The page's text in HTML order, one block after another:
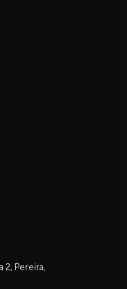
2, Pereira,